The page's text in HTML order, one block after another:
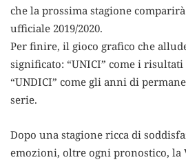
che la prossima stagione
ufficiale 2019/2020.
Per finire, il gioco grafico che
significato: “UNICI” come i
“UNDICI” come gli anni di
serie.
Dopo una stagione ricca di
emozioni, oltre ogni pronostico, la